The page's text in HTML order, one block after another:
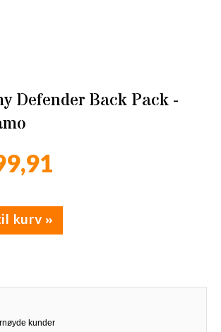
Defender Back Pack -
kurv »
kunder